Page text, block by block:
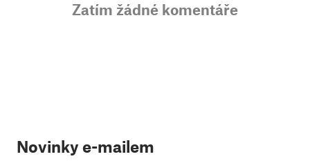
Zatím žádné komentáře
Novinky e-mailem